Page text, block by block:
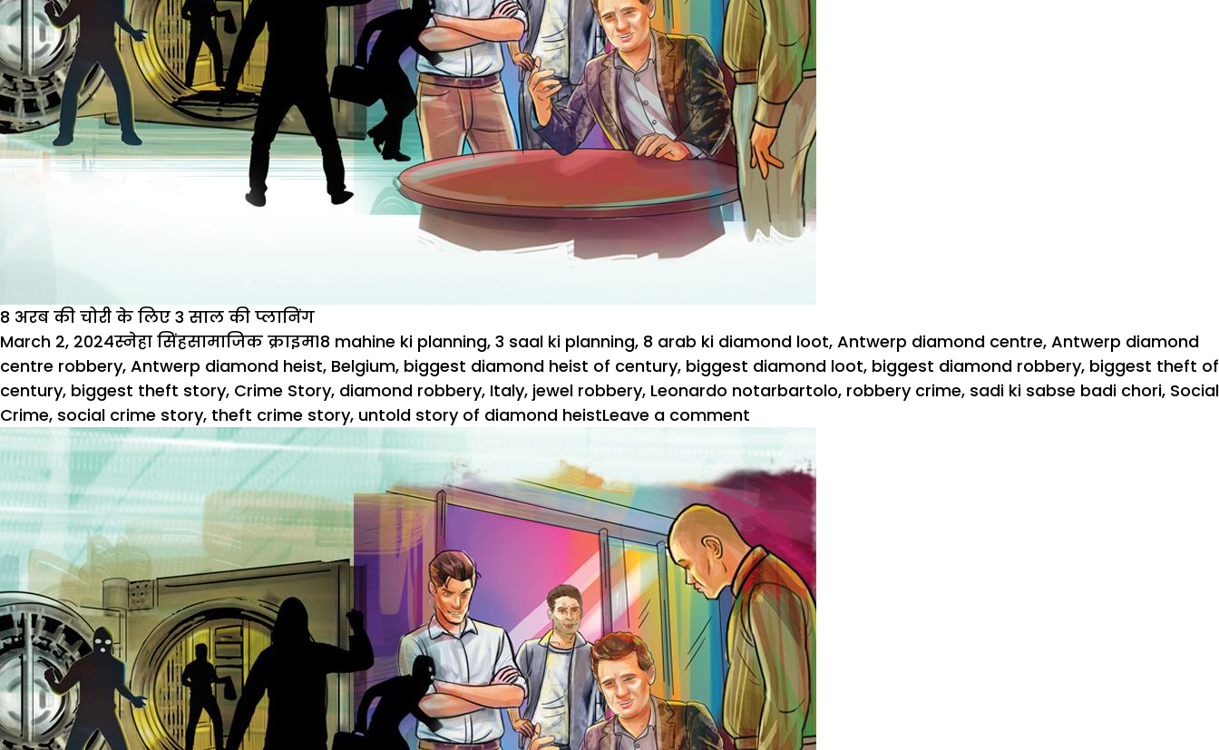
8 अरब की चोरी के लिए 3 साल की प्लानिंग
Posted
on
March 2, 2024Author
स्नेहा सिंहCategories
सामाजिक क्राइमTags
18 mahine ki planning, 3 saal ki planning, 8 arab ki diamond loot, Antwerp diamond centre, Antwerp diamond
centre robbery, Antwerp diamond heist, Belgium, biggest diamond heist of century, biggest diamond loot, biggest diamond robbery, biggest theft of
century, biggest theft story, Crime Story, diamond robbery, Italy, jewel robbery, Leonardo notarbartolo, robbery crime, sadi ki sabse badi chori, Social
Crime, social crime story, theft crime story, untold story of diamond heistLeave a comment